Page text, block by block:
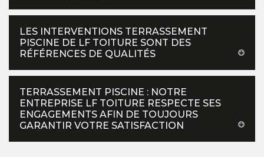
LES INTERVENTIONS TERRASSEMENT
PISCINE DE LF TOITURE SONT DES
RÉFÉRENCES DE QUALITÉS
TERRASSEMENT PISCINE : NOTRE
ENTREPRISE LF TOITURE RESPECTE SES
ENGAGEMENTS AFIN DE TOUJOURS
GARANTIR VOTRE SATISFACTION